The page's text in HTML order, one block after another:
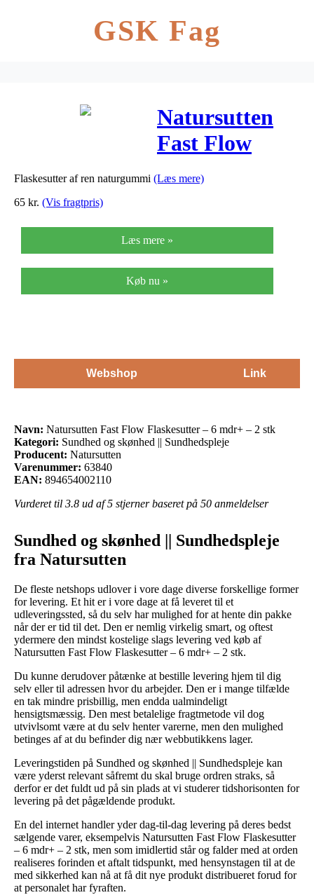
GSK Fag
Natursutten
Fast Flow
Flaskesutter –
Flaskesutter af ren naturgummi (Læs mere)
65 kr. (Vis fragtpris)
Læs mere »
Køb nu »
Webshop Link
Navn: Natursutten Fast Flow Flaskesutter – 6 mdr+ – 2 stk
Kategori: Sundhed og skønhed || Sundhedspleje
Producent: Natursutten
Varenummer: 63840
EAN: 894654002110
Vurderet til 3.8 ud af 5 stjerner baseret på 50 anmeldelser
Sundhed og skønhed || Sundhedspleje
fra Natursutten
De fleste netshops udlover i vore dage diverse forskellige former
for levering. Et hit er i vore dage at få leveret til et
udleveringssted, så du selv har mulighed for at hente din pakke
når der er tid til det. Den er nemlig virkelig smart, og oftest
ydermere den mindst kostelige slags levering ved køb af
Natursutten Fast Flow Flaskesutter – 6 mdr+ – 2 stk.
Du kunne derudover påtænke at bestille levering hjem til dig
selv eller til adressen hvor du arbejder. Den er i mange tilfælde
en tak mindre prisbillig, men endda ualmindeligt
hensigtsmæssig. Den mest betalelige fragtmetode vil dog
utvivlsomt være at du selv henter varerne, men den mulighed
betinges af at du befinder dig nær webbutikkens lager.
Leveringstiden på Sundhed og skønhed || Sundhedspleje kan
være yderst relevant såfremt du skal bruge ordren straks, så
derfor er det fuldt ud på sin plads at vi studerer tidshorisonten for
levering på det pågældende produkt.
En del internet handler yder dag-til-dag levering på deres bedst
sælgende varer, eksempelvis Natursutten Fast Flow Flaskesutter
– 6 mdr+ – 2 stk, men som imidlertid står og falder med at orden
realiseres forinden et aftalt tidspunkt, med hensynstagen til at de
med sikkerhed kan nå at få dit nye produkt distribueret forud for
at personalet har fyraften.